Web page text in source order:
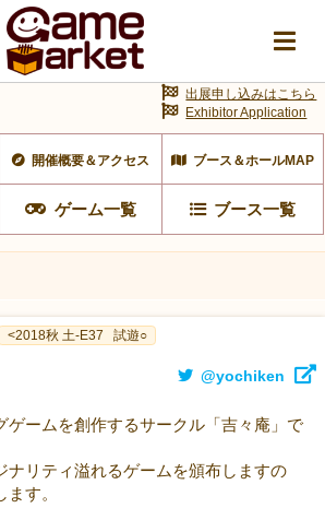
開催概要＆アクセス ブース＆ホールMAP
ゲーム一覧 ブース一覧
出展申し込みはこちら
Exhibitor Application
<2018秋 土-E37 試遊○
@yochiken
ゲームを創作するサークル「吉々庵」で
ナリティ溢れるゲームを頒布しますの
す。